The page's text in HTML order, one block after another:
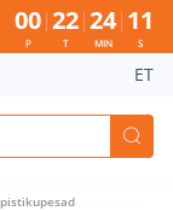
00
P
22
T
24
MIN
10
S
ET